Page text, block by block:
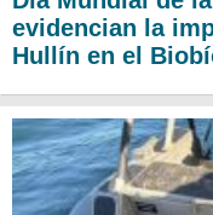
evidencian la
Hullín en el